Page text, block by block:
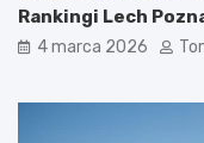
Rankingi Lech
4 marca 2026